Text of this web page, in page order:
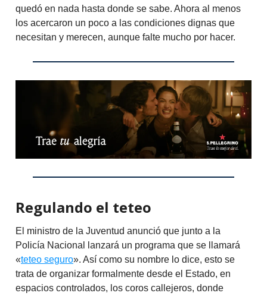
quedó en nada hasta donde se sabe. Ahora al menos
los acercaron un poco a las condiciones dignas que
necesitan y merecen, aunque falte mucho por hacer.
Regulando el teteo
El ministro de la Juventud anunció que junto a la
Policía Nacional lanzará un programa que se llamará
«teteo seguro». Así como su nombre lo dice, esto se
trata de organizar formalmente desde el Estado, en
espacios controlados, los coros callejeros, donde